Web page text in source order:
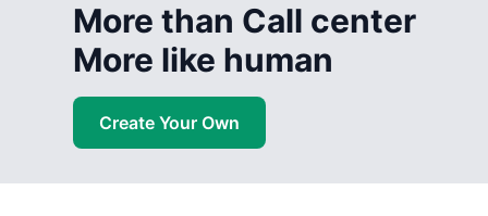
More than Call center
More like human
Create Your Own